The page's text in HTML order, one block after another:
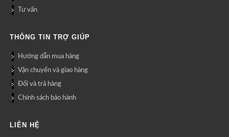
Tư vấn
THÔNG TIN TRỢ GIÚP
Hướng dẫn mua hàng
Vận chuyển và giao hàng
Đổi và trả hàng
Chính sách bảo hành
LIÊN HỆ